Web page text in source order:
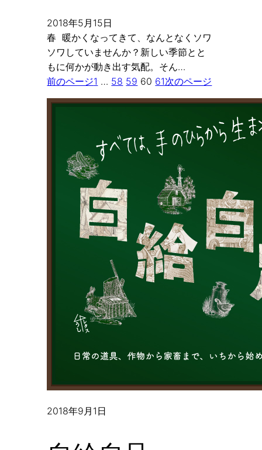
2018年5月15日
春 暖かくなってきて、なんとなくソワ
ソワしていませんか？新しい季節とと
もに何かが動き出す気配。そん…
前のページ1 … 58 59 60 61次のページ
2018年9月1日